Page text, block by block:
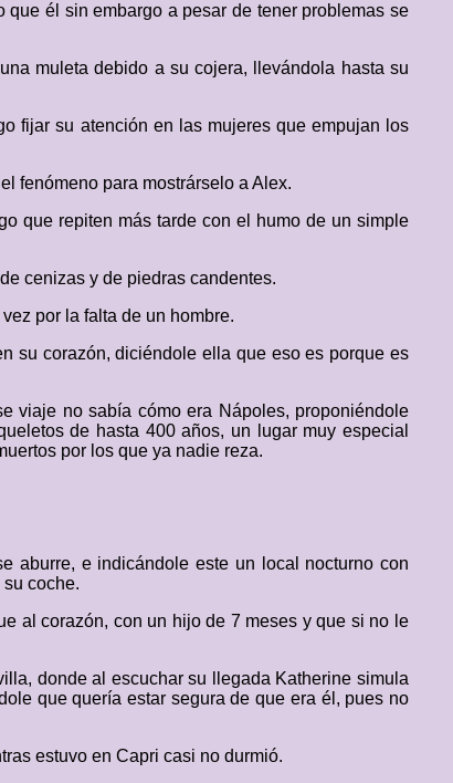
él sin embargo a pesar de tener problemas se
muleta debido a su cojera, llevándola hasta su
fijar su atención en las mujeres que empujan los
fenómeno para mostrárselo a Alex.
que repiten más tarde con el humo de un simple
cenizas y de piedras candentes.
por la falta de un hombre.
su corazón, diciéndole ella que eso es porque es
viaje no sabía cómo era Nápoles, proponiéndole
de hasta 400 años, un lugar muy especial
por los que ya nadie reza.
aburre, e indicándole este un local nocturno con
coche.
al corazón, con un hijo de 7 meses y que si no le
donde al escuchar su llegada Katherine simula
que quería estar segura de que era él, pues no
estuvo en Capri casi no durmió.